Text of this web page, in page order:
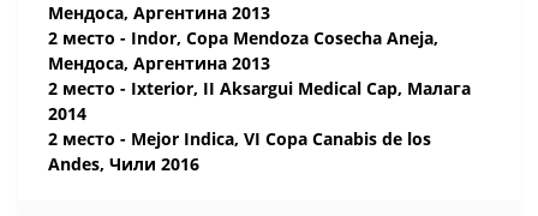
Мендоса, Аргентина 2013
2 место - Indor, Copa Mendoza Cosecha Aneja,
Мендоса, Аргентина 2013
2 место - Ixterior, II Aksargui Medical Cap, Малага
2014
2 место - Mejor Indica, VI Copa Canabis de los
Andes, Чили 2016